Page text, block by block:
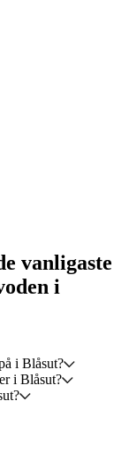
vanligaste
i
i Blåsut?
i Blåsut?